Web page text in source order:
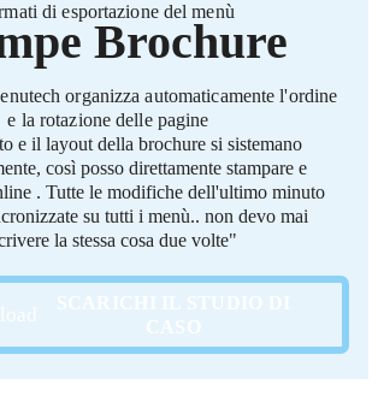
di esportazione del menù
Brochure
organizza automaticamente l'ordine
e la rotazione delle pagine
e il layout della brochure si sistemano
così posso direttamente stampare e
. Tutte le modifiche dell'ultimo minuto
su tutti i menù.. non devo mai
la stessa cosa due volte"